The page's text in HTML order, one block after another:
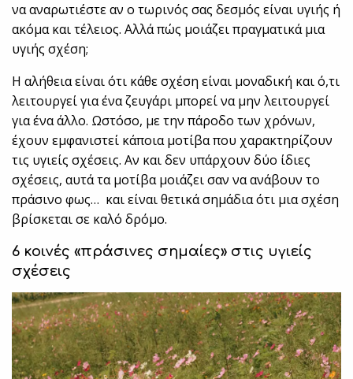
να αναρωτιέστε αν ο τωρινός σας δεσμός είναι υγιής ή
ακόμα και τέλειος. Αλλά πώς μοιάζει πραγματικά μια
υγιής σχέση;
Η αλήθεια είναι ότι κάθε σχέση είναι μοναδική και ό,τι
λειτουργεί για ένα ζευγάρι μπορεί να μην λειτουργεί
για ένα άλλο. Ωστόσο, με την πάροδο των χρόνων,
έχουν εμφανιστεί κάποια μοτίβα που χαρακτηρίζουν
τις υγιείς σχέσεις. Αν και δεν υπάρχουν δύο ίδιες
σχέσεις, αυτά τα μοτίβα μοιάζει σαν να ανάβουν το
πράσινο φως… και είναι θετικά σημάδια ότι μια σχέση
βρίσκεται σε καλό δρόμο.
6 κοινές «πράσινες σημαίες» στις υγιείς
σχέσεις